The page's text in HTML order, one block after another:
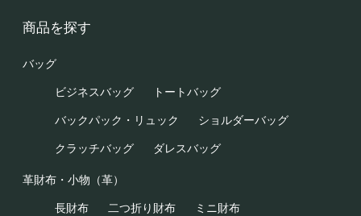
商品を探す
バッグ
ビジネスバッグ トートバッグ
バックパック・リュック ショルダーバッグ
クラッチバッグ ダレスバッグ
革財布・小物（革）
長財布 二つ折り財布 ミニ財布